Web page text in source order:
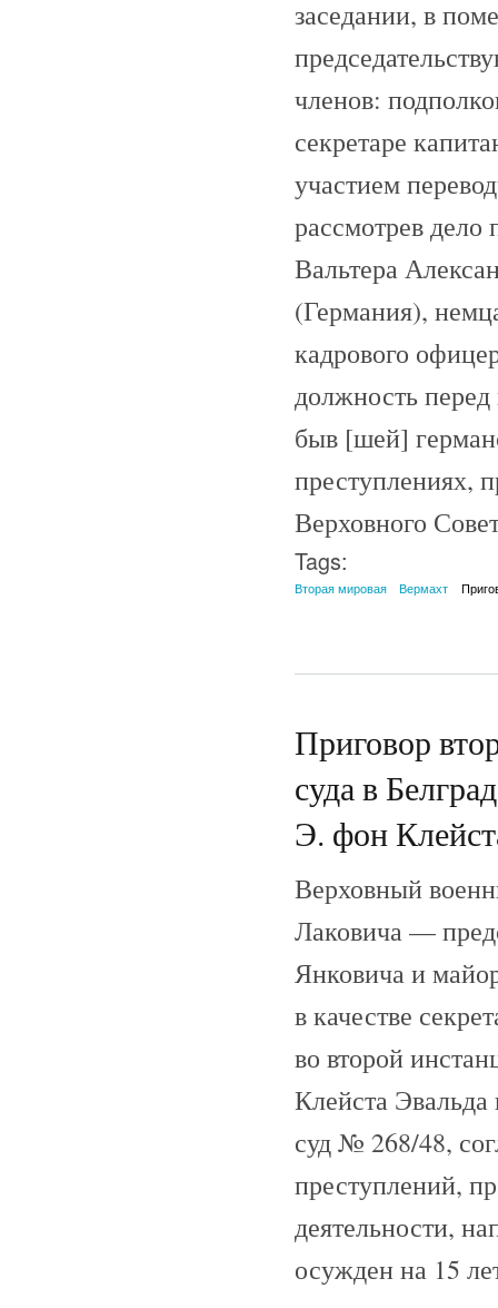
заседании, в
членов:
секретаре
участием
рассмотрев
Вальтера
(Германия),
кадрового
должность
быв [шей]
преступлениях,
Верховного
Tags:
Вторая мировая Вермахт
Приговор
суда в
Э. фон
Верховный
Лаковича —
Янковича и
в качестве
во второй
Клейста Эвальда
суд № 268/48,
преступлений,
деятельности,
осужден на 15